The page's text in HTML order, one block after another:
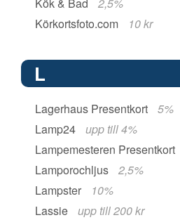
Kök & Bad
2,5%
Körkortsfoto.com
10 kr
L
Lagerhaus Presentkort
5%
Lamp24
upp till 4%
Lampemesteren Presentkort
Lamporochljus
2,5%
Lampster
10%
Lassie
upp till 200 kr